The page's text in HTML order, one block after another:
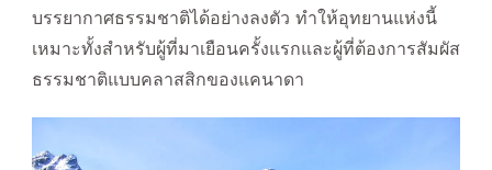
บรรยากาศธรรมชาติได้อย่างลงตัว ทำให้อุทยานแห่งนี้
เหมาะทั้งสำหรับผู้ที่มาเยือนครั้งแรกและผู้ที่ต้องการสัมผัส
ธรรมชาติแบบคลาสสิกของแคนาดา